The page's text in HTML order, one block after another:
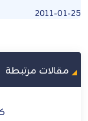
2011-01-25
مقالات مرتبطة